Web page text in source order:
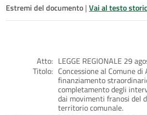
Estremi del documento | Vai al testo
Atto: LEGGE REGIONALE 29
Titolo: Concessione al Comune di
finanziamento
completamento degli
dai movimenti franosi del
territorio comunale.